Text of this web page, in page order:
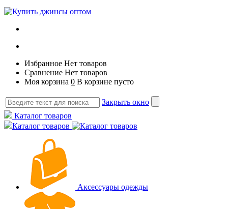
Избранное Нет товаров
Сравнение Нет товаров
Моя корзина 0 В корзине пусто
Закрыть окно
Каталог товаров
Каталог товаров
Аксессуары одежды